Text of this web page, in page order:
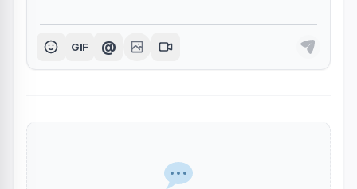
GIF @